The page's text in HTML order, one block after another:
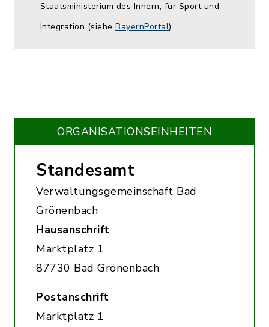
Staatsministerium des Innern, für Sport und
Integration (siehe BayernPortal)
ORGANISATIONS­EINHEITEN
Standesamt
Verwaltungsgemeinschaft Bad
Grönenbach
Hausanschrift
Marktplatz 1
87730 Bad Grönenbach
Postanschrift
Marktplatz 1